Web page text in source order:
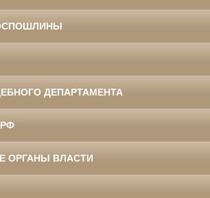
ДЕПАРТАМЕНТА
ОРГАНЫ ВЛАСТИ